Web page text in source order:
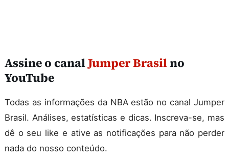
Assine o canalJumper Brasilno
YouTube
Todas as informações da NBA estão no canal Jumper
Brasil. Análises, estatísticas e dicas. Inscreva-se, mas
dê o seu like e ative as notificações para não perder
nada do nosso conteúdo.